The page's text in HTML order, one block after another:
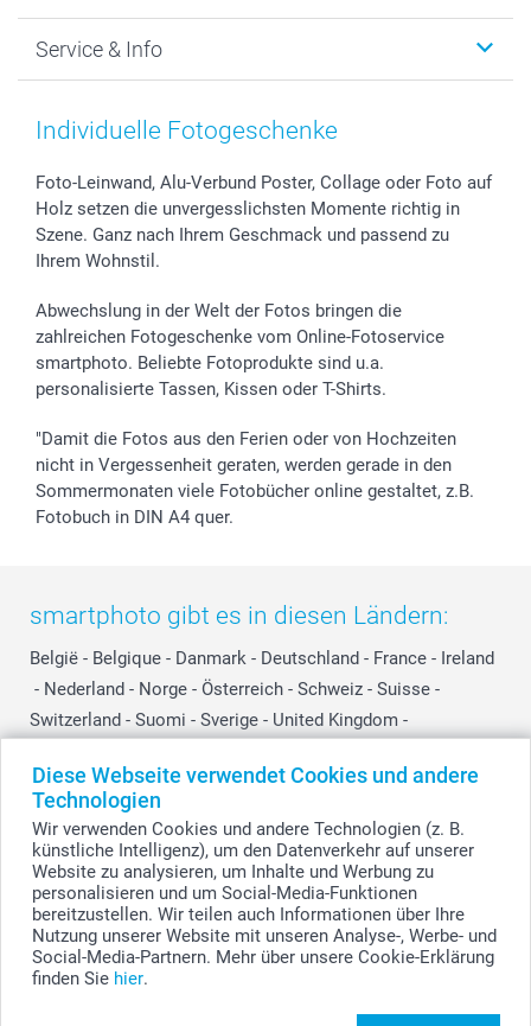
Diese Webseite verwendet Cookies und andere
Technologien
Wir verwenden Cookies und andere Technologien (z. B.
künstliche Intelligenz), um den Datenverkehr auf unserer
Website zu analysieren, um Inhalte und Werbung zu
personalisieren und um Social-Media-Funktionen
bereitzustellen. Wir teilen auch Informationen über Ihre
Nutzung unserer Website mit unseren Analyse-, Werbe- und
Social-Media-Partnern. Mehr über unsere Cookie-Erklärung
finden Sie hier.
Fotoabzüge, Fotos als Buch & Poster
Zubehör & Material
Foto-Kalender & Agenden
Sticker & Etiketten
Geschenk-Gutscheine (PDF)
Datenschutz
AGB
Presse
Partnerprogramme
Investor Relations
B2B smartbusiness
Widerrufsrecht
Neujahr
Muttertag
Kommunion & Konfirmation
Hochzeit
Geburtstag
Geburt
Zu allen Anlässen
Service & Info
Anmelden /Registrieren
Preise und Versandkosten
Lieferfristen
72h Lieferung
Zahlungsmöglichkeiten
Sitemap
Status der Bestellung
smartfriends
smartgarantie
smartbonus
Individuelle Fotogeschenke
Foto-Leinwand, Alu-Verbund Poster, Collage oder Foto auf
Holz setzen die unvergesslichsten Momente richtig in
Szene. Ganz nach Ihrem Geschmack und passend zu
Ihrem Wohnstil.
Abwechslung in der Welt der Fotos bringen die
zahlreichen Fotogeschenke vom Online-Fotoservice
smartphoto. Beliebte Fotoprodukte sind u.a.
personalisierte Tassen, Kissen oder T-Shirts.
"Damit die Fotos aus den Ferien oder von Hochzeiten
nicht in Vergessenheit geraten, werden gerade in den
Sommermonaten viele Fotobücher online gestaltet, z.B.
Fotobuch in DIN A4 quer.
smartphoto gibt es in diesen Ländern:
België - Belgique - Danmark - Deutschland - France - Ireland
- Nederland - Norge - Österreich - Schweiz - Suisse -
Switzerland - Suomi - Sverige - United Kingdom -
Other Countries
© smartphoto Group. Alle Rechte vorbehalten.
Alle Preise verstehen sich in EURO (€) inkl. MwSt. und zzgl. Versandkosten.